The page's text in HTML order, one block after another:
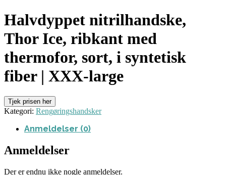
Halvdyppet nitrilhandske,
Thor Ice, ribkant med
thermofor, sort, i syntetisk
fiber | XXX-large
Tjek prisen her
Kategori: Rengøringshandsker
Anmeldelser (0)
Anmeldelser
Der er endnu ikke nogle anmeldelser.